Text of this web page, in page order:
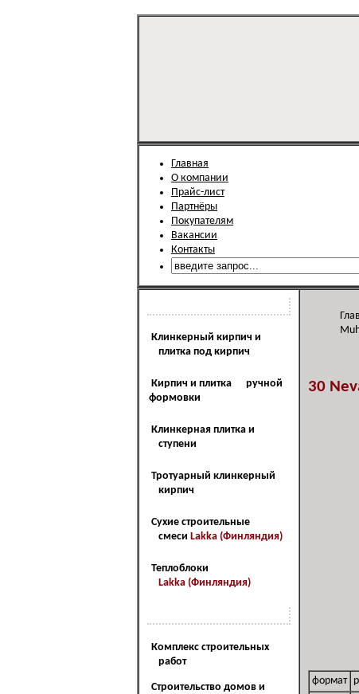
Главная
О компании
Прайс-лист
Партнёры
Покупателям
Вакансии
Контакты
Клинкерный кирпич и
плитка под кирпич
Кирпич и плитка ручной
формовки
Клинкерная плитка и
ступени
Тротуарный клинкерный
кирпич
Сухие строительные
смеси Lakka (Финляндия)
Теплоблоки
Lakka (Финляндия)
Комплекс строительных
работ
Cтроительство домов и
30
формат